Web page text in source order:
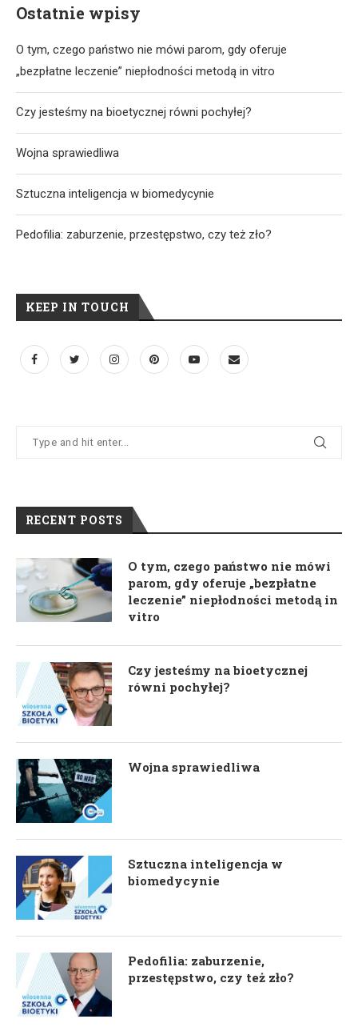
Ostatnie wpisy
O tym, czego państwo nie mówi parom, gdy oferuje
„bezpłatne leczenie” niepłodności metodą in vitro
Czy jesteśmy na bioetycznej równi pochyłej?
Wojna sprawiedliwa
Sztuczna inteligencja w biomedycynie
Pedofilia: zaburzenie, przestępstwo, czy też zło?
KEEP IN TOUCH
RECENT POSTS
O tym, czego państwo nie mówi
parom, gdy oferuje „bezpłatne
leczenie” niepłodności metodą in
vitro
Czy jesteśmy na bioetycznej
równi pochyłej?
Wojna sprawiedliwa
Sztuczna inteligencja w
biomedycynie
Pedofilia: zaburzenie,
przestępstwo, czy też zło?